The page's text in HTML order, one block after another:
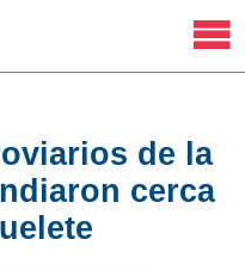
de la
cerca